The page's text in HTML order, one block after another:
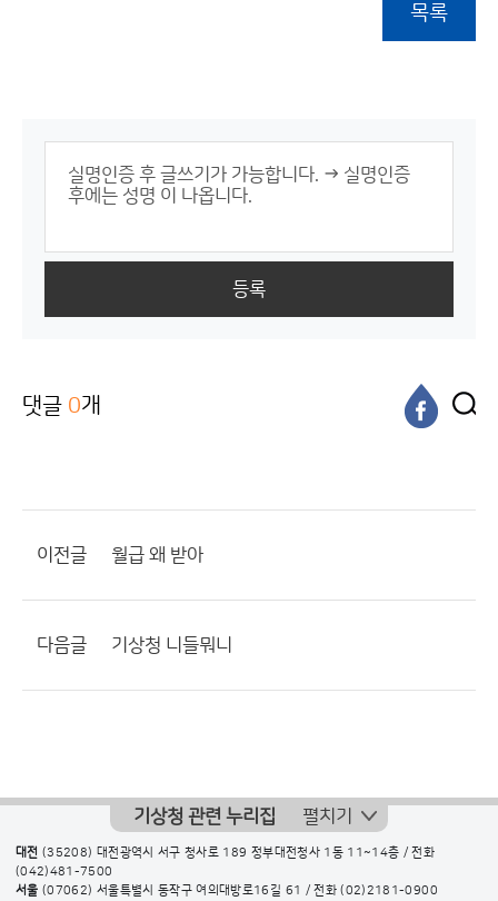
목록
등록
댓글 0개
이전글 월급 왜 받아
다음글 기상청 니들뭐니
기상청 관련 누리집 펼치기
대전 (35208) 대전광역시 서구 청사로 189 정부대전청사 1동 11~14층 / 전화
(042)481-7500
서울 (07062) 서울특별시 동작구 여의대방로16길 61 / 전화(02)2181-0900